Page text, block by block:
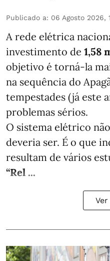
Publicado a: 06 Agosto 2026,
A rede elétrica
investimento de 1,58
objetivo é torná-la
na sequência do
tempestades (já este
problemas sérios.
O sistema elétrico
deveria ser. É o que
resultam de vários
“Rel ...